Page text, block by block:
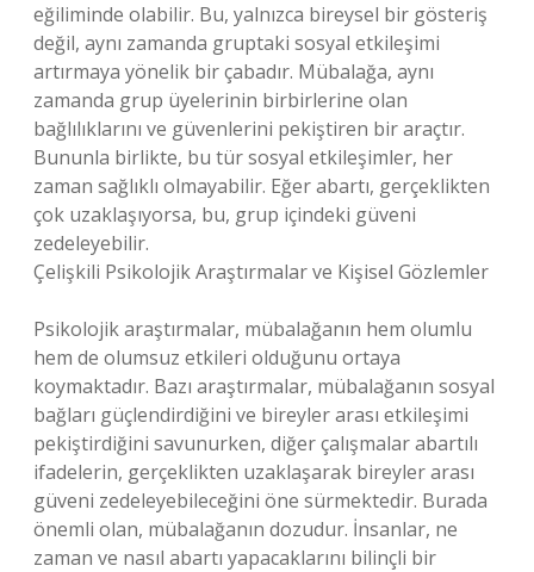
eğiliminde olabilir. Bu, yalnızca bireysel bir gösteriş
değil, aynı zamanda gruptaki sosyal etkileşimi
artırmaya yönelik bir çabadır. Mübalağa, aynı
zamanda grup üyelerinin birbirlerine olan
bağlılıklarını ve güvenlerini pekiştiren bir araçtır.
Bununla birlikte, bu tür sosyal etkileşimler, her
zaman sağlıklı olmayabilir. Eğer abartı, gerçeklikten
çok uzaklaşıyorsa, bu, grup içindeki güveni
zedeleyebilir.
Çelişkili Psikolojik Araştırmalar ve Kişisel Gözlemler
Psikolojik araştırmalar, mübalağanın hem olumlu
hem de olumsuz etkileri olduğunu ortaya
koymaktadır. Bazı araştırmalar, mübalağanın sosyal
bağları güçlendirdiğini ve bireyler arası etkileşimi
pekiştirdiğini savunurken, diğer çalışmalar abartılı
ifadelerin, gerçeklikten uzaklaşarak bireyler arası
güveni zedeleyebileceğini öne sürmektedir. Burada
önemli olan, mübalağanın dozudur. İnsanlar, ne
zaman ve nasıl abartı yapacaklarını bilinçli bir